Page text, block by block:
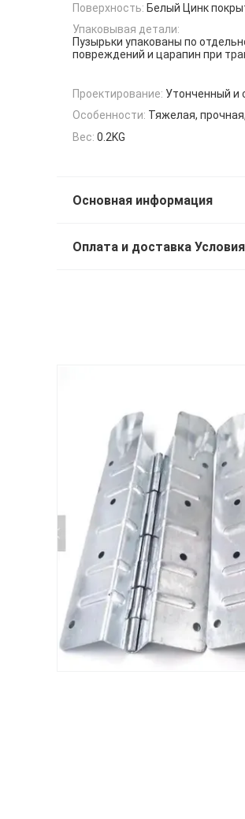
Поверхность: Белый Цинк
Упаковывая детали:
Пузырьки упакованы по
повреждений и царапин при
Проектирование: Утонченный и
Особенности: Тяжелая,
Вес: 0.2KG
Основная информация
Оплата и доставка Условия